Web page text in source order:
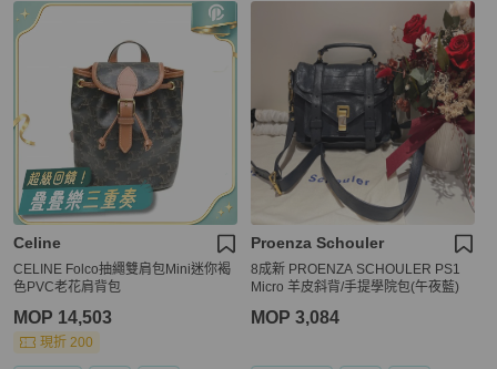
Celine
CELINE Folco抽繩雙肩包Mini迷你褐
色PVC老花肩背包
MOP 14,503
現折 200
Proenza Schouler
8成新 PROENZA SCHOULER PS1
Micro 羊皮斜背/手提學院包(午夜藍)
MOP 3,084